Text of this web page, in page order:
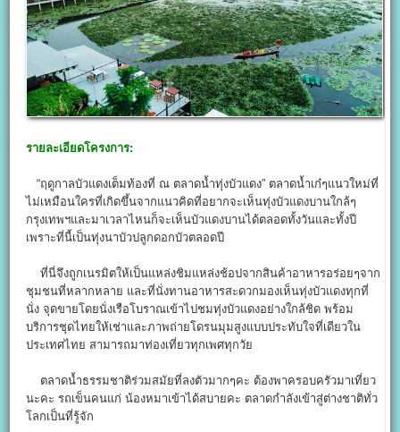
รายละเอียดโครงการ:
“ฤดูกาลบัวแดงเต็มท้องที่ ณ ตลาดน้ำทุ่งบัวแดง” ตลาดน้ำเก๋ๆแนวใหม่ที่
ไม่เหมือนใครที่เกิดขึ้นจากแนวคิดที่อยากจะเห็นทุ่งบัวแดงบานใกล้ๆ
กรุงเทพฯและมาเวลาไหนก็จะเห็นบัวแดงบานได้ตลอดทั้งวันและทั้งปี
เพราะที่นี้เป็นทุ่งนาบัวปลูกดอกบัวตลอดปี
ที่นี่จึงถูกเนรมิตให้เป็นแหล่งชิมแหล่งช้อปจากสินค้าอาหารอร่อยๆจาก
ชุมชนที่หลากหลาย และที่นั่งทานอาหารสะดวกมองเห็นทุ่งบัวแดงทุกที่
นั่ง จุดขายโดยนั่งเรือโบราณเข้าไปชมทุ่งบัวแดงอย่างใกล้ชิด พร้อม
บริการชุดไทยให้เช่าและภาพถ่ายโดรนมุมสูงแบบประทับใจที่เดียวใน
ประเทศไทย สามารถมาท่องเที่ยวทุกเพศทุกวัย
ตลาดน้ำธรรมชาติร่วมสมัยที่ลงตัวมากๆคะ ต้องพาครอบครัวมาเที่ยว
นะคะ รถเข็นคนแก่ น้องหมาเข้าได้สบายคะ ตลาดกำลังเข้าสู่ต่างชาติทั่ว
โลกเป็นที่รู้จัก